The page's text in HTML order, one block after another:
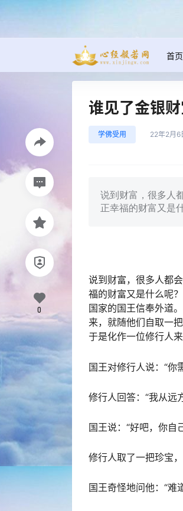
首页
谁见了金银
学佛受用 22年2月6
说到财富，很多人
正幸福的财富又是
说到财富，很多人都
福的财富又是什么呢
国家的国王信奉外道
来，就随他们自取一
于是化作一位修行人来
国王对修行人说：“你
修行人回答：“我从远
国王说：“好吧，你自
修行人取了一把珍宝
国王奇怪地问他：“难
0